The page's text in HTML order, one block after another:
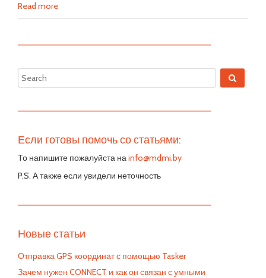
Read more
—————————————————————————
—————————————————————————
Если готовы помочь со статьями:
То напишите пожалуйста наinfo@mdmi.by
P.S. А также если увидели неточность
—————————————————————————
Новые статьи
Отправка GPS координат с помощью Tasker
Зачем нужен CONNECT и как он связан с умными